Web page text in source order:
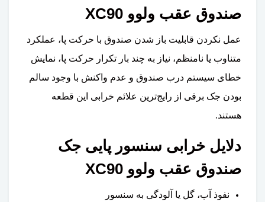
صندوق عقب ولوو XC90
عمل نکردن قابلیت باز شدن صندوق با حرکت پا، عملکرد
متناوب یا نامنظم، نیاز به چند بار تکرار حرکت پا، نمایش
خطای سیستم درب صندوق و عدم واکنش با وجود سالم
بودن جک برقی از رایج‌ترین علائم خرابی این قطعه
هستند.
دلایل خرابی سنسور پایی جک
صندوق عقب ولوو XC90
نفوذ آب، گل یا آلودگی به سنسور